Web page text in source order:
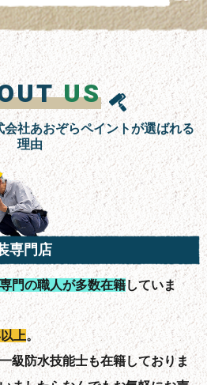
US
社あおぞらペイントが選ばれる
理由
専門店
門の職人が多数在籍していま
上。
級防水技能士も在籍しておりま